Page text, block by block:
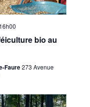
bio au
16h00
Faure273 Avenue